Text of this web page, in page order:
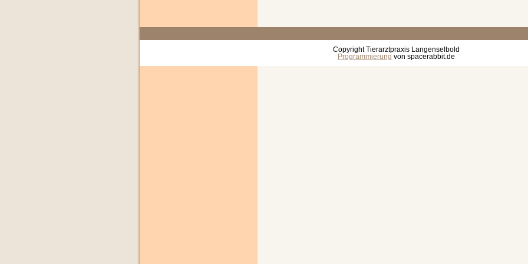
Copyright Tierarztpraxis Langenselbold
Programmierung von spacerabbit.de